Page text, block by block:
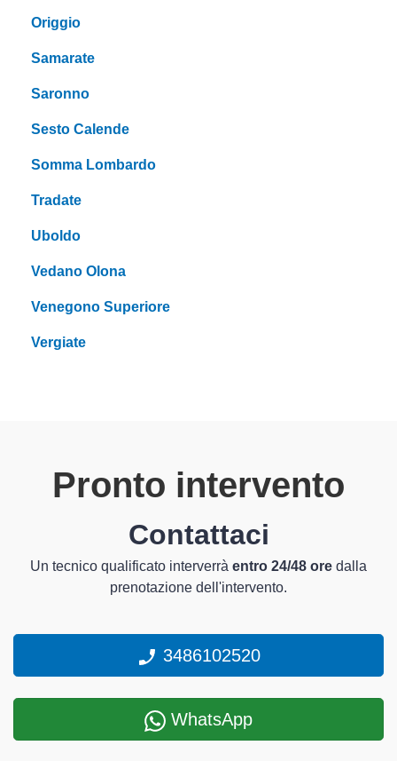
Origgio
Samarate
Saronno
Sesto Calende
Somma Lombardo
Tradate
Uboldo
Vedano Olona
Venegono Superiore
Vergiate
Pronto intervento
Contattaci
Un tecnico qualificato interverrà entro 24/48 ore dalla
prenotazione dell'intervento.
3486102520
WhatsApp